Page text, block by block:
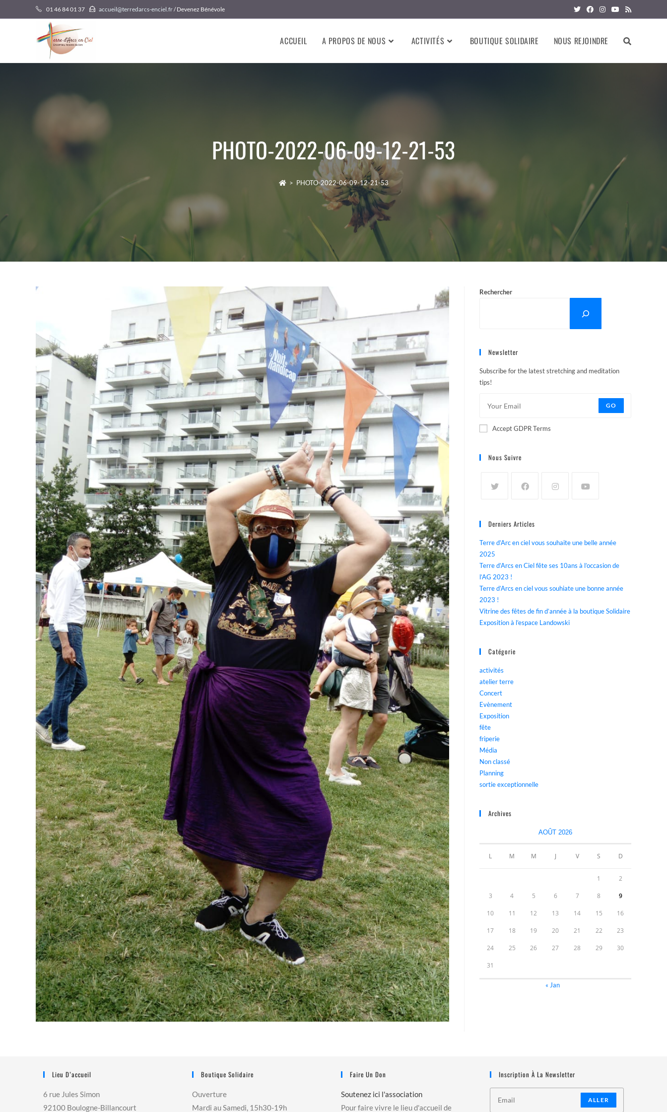
to
01 46 84 01 37 accueil@terredarcs-enciel.fr/ Devenez Bénévole
ACCUEIL A PROPOS DE NOUS ACTIVITÉS BOUTIQUE SOLIDAIRE NOUS REJOINDRE
PHOTO-2022-06-09-12-21-53
> PHOTO-2022-06-09-12-21-53
Rechercher
Newsletter
Subscribe for the latest stretching and meditation
tips!
GO
Accept GDPR Terms
Nous Suivre
Derniers Articles
Terre d’Arc en ciel vous souhaite une belle année
2025
Terre d’Arcs en Ciel fête ses 10ans à l’occasion de
l’AG 2023 !
Terre d’Arcs en ciel vous souhiate une bonne année
2023 !
Vitrine des fêtes de fin d’année à la boutique Solidaire
Exposition à l’espace Landowski
Catégorie
activités
atelier terre
Concert
Evènement
Exposition
fête
friperie
Média
Non classé
Planning
sortie exceptionnelle
Archives
AOÛT 2026
L M M J V S D
1 2
3 4 5 6 7 8 9
10 11 12 13 14 15 16
17 18 19 20 21 22 23
24 25 26 27 28 29 30
31
« Jan
Lieu D’accueil
6 rue Jules Simon
92100 Boulogne-Billancourt
Boutique Solidaire
Ouverture
Mardi au Samedi, 15h30-19h
Faire Un Don
Soutenez ici l'association
Pour faire vivre le lieu d'accueil de
Inscription À La Newsletter
ALLER